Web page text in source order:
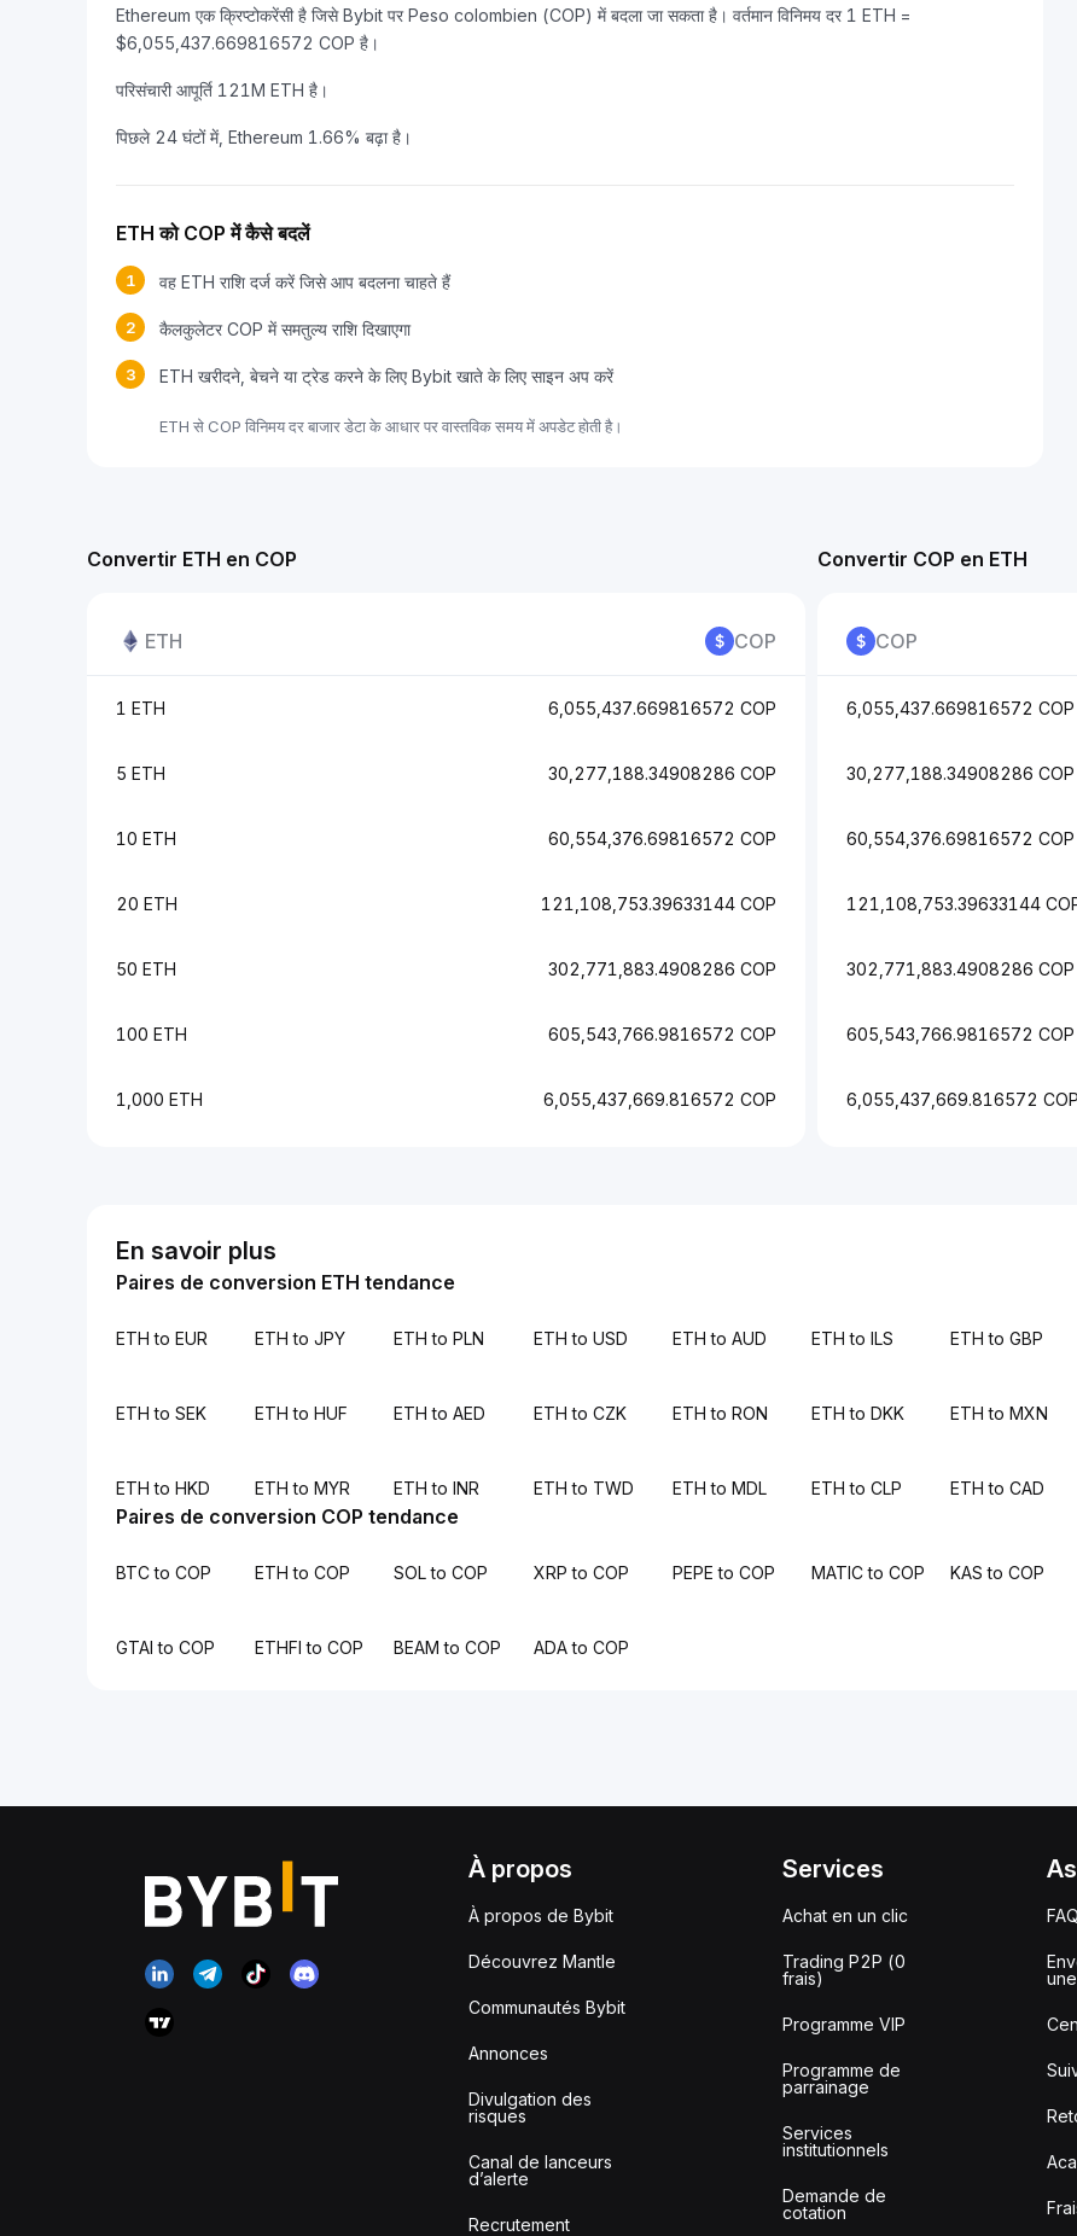
Ethereum एक क्रिप्टोकरेंसी है जिसे Bybit पर Peso colombien (COP) में बदला जा सकता है। वर्तमान विनिमय दर 1 ETH =
$6,055,437.669816572 COP है।
परिसंचारी आपूर्ति 121M ETH है।
पिछले 24 घंटों में, Ethereum 1.66% बढ़ा है।
ETH को COP में कैसे बदलें
1 वह ETH राशि दर्ज करें जिसे आप बदलना चाहते हैं
2 कैलकुलेटर COP में समतुल्य राशि दिखाएगा
3 ETH खरीदने, बेचने या ट्रेड करने के लिए Bybit खाते के लिए साइन अप करें
ETH से COP विनिमय दर बाजार डेटा के आधार पर वास्तविक समय में अपडेट होती है।
Convertir ETH en COP
ETH COP
1 ETH 6,055,437.669816572 COP
5 ETH 30,277,188.34908286 COP
10 ETH 60,554,376.69816572 COP
20 ETH 121,108,753.39633144 COP
50 ETH 302,771,883.4908286 COP
100 ETH 605,543,766.9816572 COP
1,000 ETH 6,055,437,669.816572 COP
Convertir COP en ETH
COP
6,055,437.669816572 COP
30,277,188.34908286 COP
60,554,376.69816572 COP
121,108,753.39633144
302,771,883.4908286 COP
605,543,766.9816572 COP
6,055,437,669.816572 COP
En savoir plus
Paires de conversion ETH tendance
ETH to EUR ETH to JPY ETH to PLN ETH to USD ETH to AUD ETH to ILS ETH to GBP
ETH to SEK ETH to HUF ETH to AED ETH to CZK ETH to RON ETH to DKK ETH to MXN
ETH to HKD ETH to MYR ETH to INR ETH to TWD ETH to MDL ETH to CLP ETH to CAD
Paires de conversion COP tendance
BTC to COP ETH to COP SOL to COP XRP to COP PEPE to COP MATIC to COP KAS to COP
GTAI to COP ETHFI to COP BEAM to COP ADA to COP
À propos
À propos de Bybit
Découvrez Mantle
Communautés Bybit
Annonces
Divulgation des
risques
Canal de lanceurs
d’alerte
Recrutement
Services
Achat en un clic
Trading P2P (0
frais)
Programme VIP
Programme de
parrainage
Services
institutionnels
Demande de
cotation
FAQ